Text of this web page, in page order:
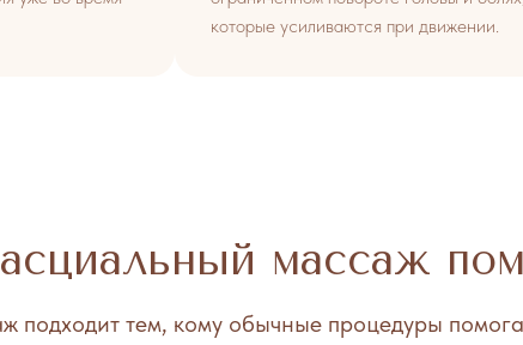
которые усиливаются при движении.
массаж
тем, кому обычные процедуры